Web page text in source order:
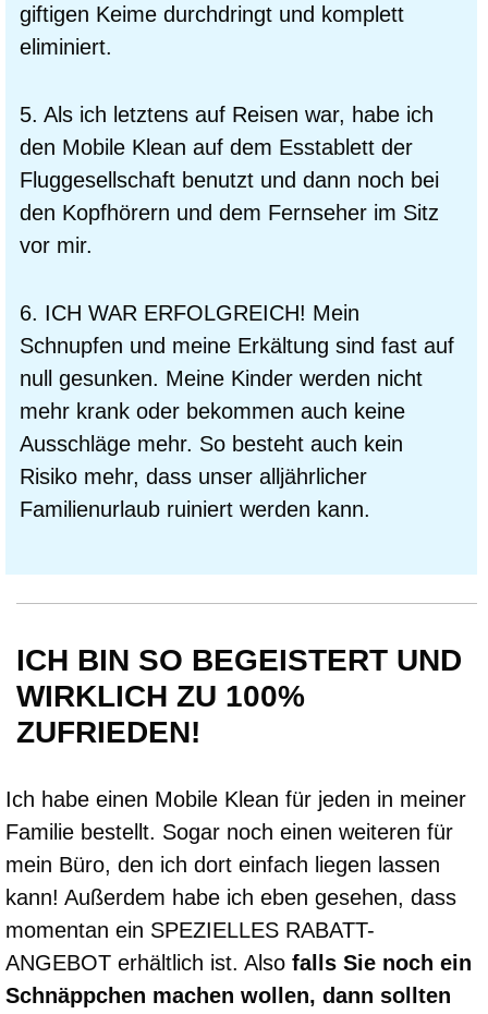
giftigen Keime durchdringt und komplett
eliminiert.
5. Als ich letztens auf Reisen war, habe ich
den Mobile Klean auf dem Esstablett der
Fluggesellschaft benutzt und dann noch bei
den Kopfhörern und dem Fernseher im Sitz
vor mir.
6. ICH WAR ERFOLGREICH! Mein
Schnupfen und meine Erkältung sind fast auf
null gesunken. Meine Kinder werden nicht
mehr krank oder bekommen auch keine
Ausschläge mehr. So besteht auch kein
Risiko mehr, dass unser alljährlicher
Familienurlaub ruiniert werden kann.
ICH BIN SO BEGEISTERT UND
WIRKLICH ZU 100%
ZUFRIEDEN!
Ich habe einen Mobile Klean für jeden in meiner
Familie bestellt. Sogar noch einen weiteren für
mein Büro, den ich dort einfach liegen lassen
kann! Außerdem habe ich eben gesehen, dass
momentan ein SPEZIELLES RABATT-
ANGEBOT erhältlich ist. Also falls Sie noch ein
Schnäppchen machen wollen, dann sollten